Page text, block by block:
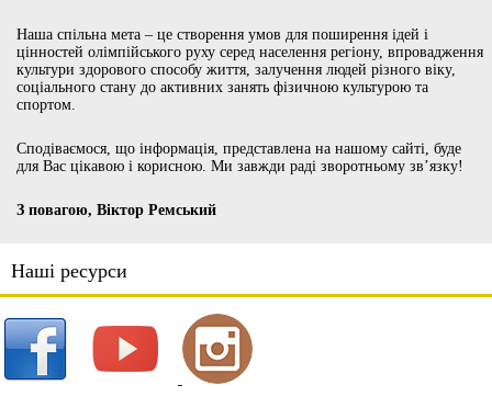
Наша спільна мета – це створення умов для поширення ідей і
цінностей олімпійського руху серед населення регіону, впровадження
культури здорового способу життя, залучення людей різного віку,
соціального стану до активних занять фізичною культурою та
спортом.
Сподіваємося, що інформація, представлена на нашому сайті, буде
для Вас цікавою і корисною. Ми завжди раді зворотньому зв’язку!
З повагою, Віктор Ремський
Наші ресурси